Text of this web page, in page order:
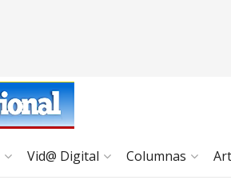
Vid@ Digital Columnas